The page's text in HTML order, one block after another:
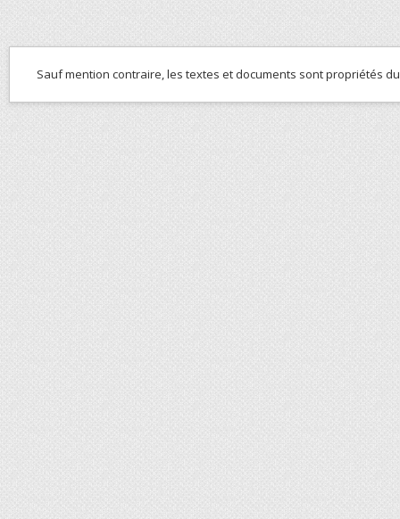
Sauf mention contraire, les textes et documents sont propriétés